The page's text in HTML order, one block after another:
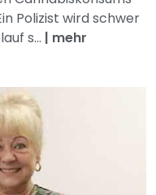
Polizist wird schwer
s... | mehr